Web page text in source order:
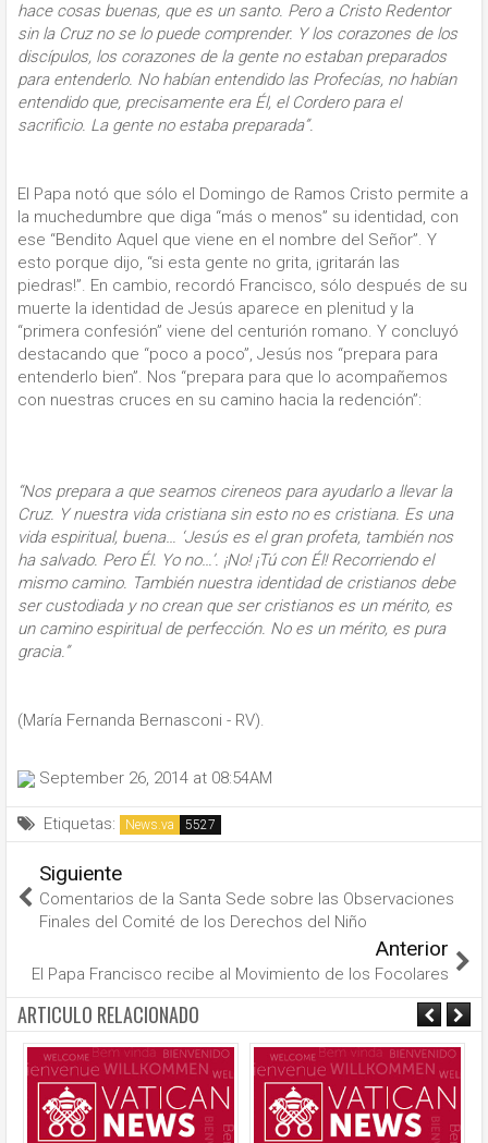
hace cosas buenas, que es un santo. Pero a Cristo Redentor
sin la Cruz no se lo puede comprender. Y los corazones de los
discípulos, los corazones de la gente no estaban preparados
para entenderlo. No habían entendido las Profecías, no habían
entendido que, precisamente era Él, el Cordero para el
sacrificio. La gente no estaba preparada”.
El Papa notó que sólo el Domingo de Ramos Cristo permite a
la muchedumbre que diga “más o menos” su identidad, con
ese “Bendito Aquel que viene en el nombre del Señor”. Y
esto porque dijo, “si esta gente no grita, ¡gritarán las
piedras!”. En cambio, recordó Francisco, sólo después de su
muerte la identidad de Jesús aparece en plenitud y la
“primera confesión” viene del centurión romano. Y concluyó
destacando que “poco a poco”, Jesús nos “prepara para
entenderlo bien”. Nos “prepara para que lo acompañemos
con nuestras cruces en su camino hacia la redención”:
“Nos prepara a que seamos cireneos para ayudarlo a llevar la
Cruz. Y nuestra vida cristiana sin esto no es cristiana. Es una
vida espiritual, buena… ‘Jesús es el gran profeta, también nos
ha salvado. Pero Él. Yo no…’. ¡No! ¡Tú con Él! Recorriendo el
mismo camino. También nuestra identidad de cristianos debe
ser custodiada y no crean que ser cristianos es un mérito, es
un camino espiritual de perfección. No es un mérito, es pura
gracia.”
(María Fernanda Bernasconi - RV).
September 26, 2014 at 08:54AM
Etiquetas: News.va
Siguiente
Comentarios de la Santa Sede sobre las Observaciones
Finales del Comité de los Derechos del Niño
Anterior
El Papa Francisco recibe al Movimiento de los Focolares
ARTICULO RELACIONADO